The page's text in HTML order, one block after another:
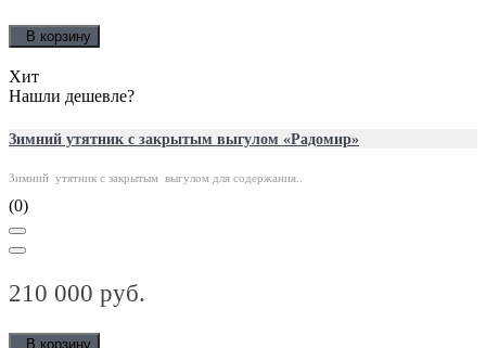
В корзину
Хит
Нашли дешевле?
Зимний утятник с закрытым выгулом «Радомир»
Зимний утятник с закрытым выгулом для содержания..
(0)
210 000 руб.
В корзину